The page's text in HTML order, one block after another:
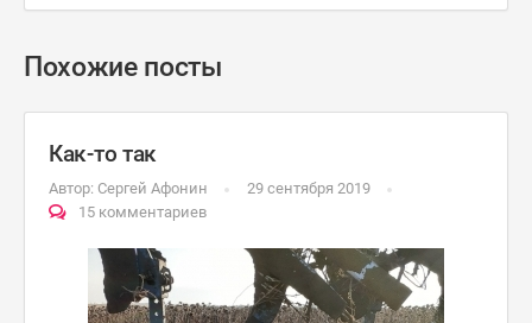
Похожие посты
Как-то так
Автор: Сергей Афонин
29 сентября 2019
15 комментариев